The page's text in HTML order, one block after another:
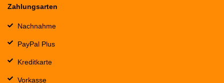
Zahlungsarten
Nachnahme
PayPal Plus
Kreditkarte
Vorkasse